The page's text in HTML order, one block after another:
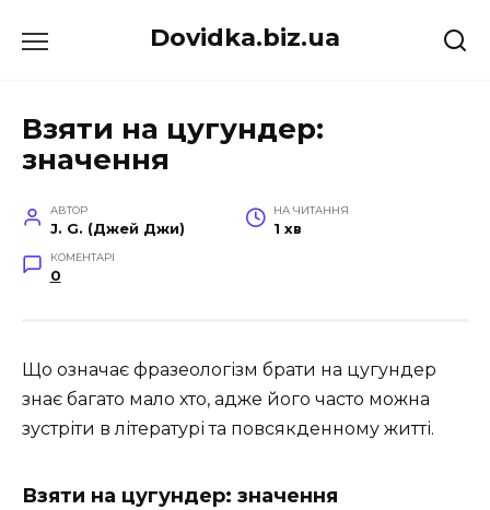
до
Dovidka.biz.ua
Взяти на цугундер:
значення
АВТОР
J. G. (Джей Джи)
НА ЧИТАННЯ
1 хв
КОМЕНТАРІ
0
Що означає фразеологізм брати на цугундер
знає багато мало хто, адже його часто можна
зустріти в літературі та повсякденному житті.
Взяти на цугундер: значення